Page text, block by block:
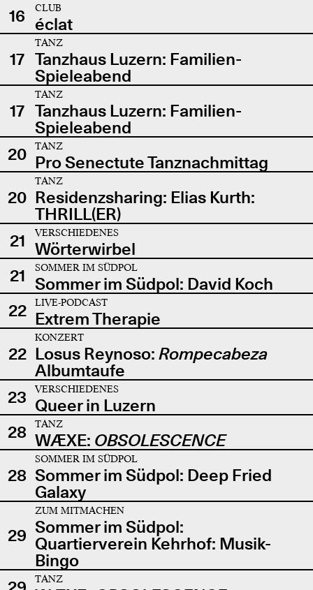
16
CLUB
éclat
17
TANZ
Tanzhaus Luzern: Familien-
Spieleabend
17
TANZ
Tanzhaus Luzern: Familien-
Spieleabend
20
TANZ
Pro Senectute Tanznachmittag
20
TANZ
Residenzsharing: Elias Kurth:
THRILL(ER)
21
VERSCHIEDENES
Wörterwirbel
21
SOMMER IM SÜDPOL
Sommer im Südpol: David Koch
22
LIVE-PODCAST
Extrem Therapie
22
KONZERT
Losus Reynoso: Rompecabeza
Albumtaufe
23
VERSCHIEDENES
Queer in Luzern
28
TANZ
WÆXE: OBSOLESCENCE
28
SOMMER IM SÜDPOL
Sommer im Südpol: Deep Fried
Galaxy
29
ZUM MITMACHEN
Sommer im Südpol:
Quartierverein Kehrhof: Musik-
Bingo
TANZ